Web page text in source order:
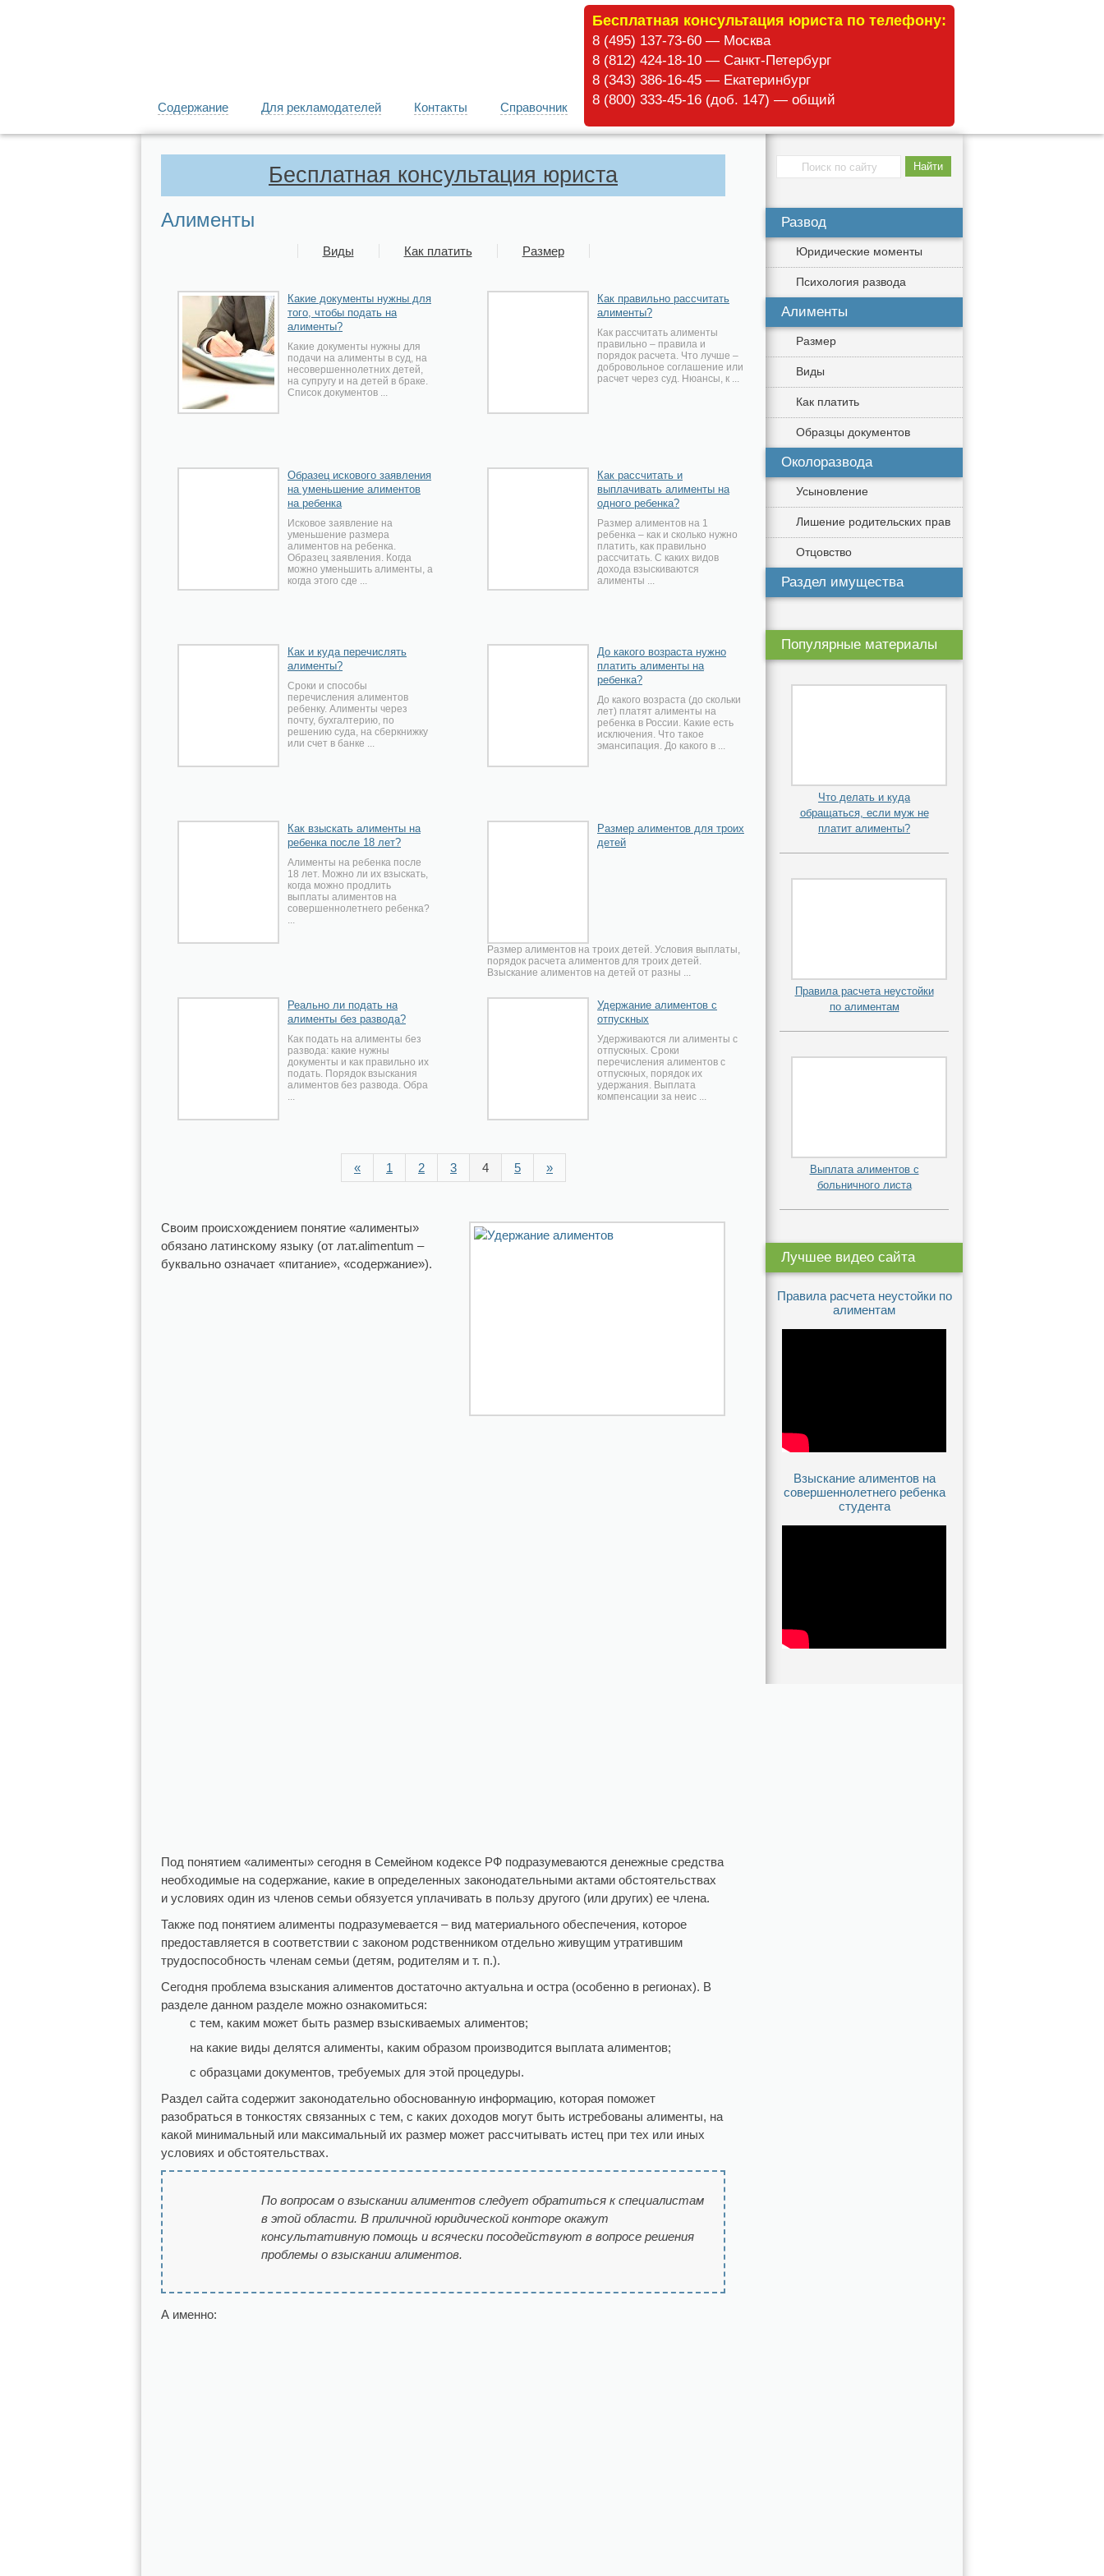
Бесплатная консультация юриста по телефону:
8 (495) 137-73-60 — Москва
8 (812) 424-18-10 — Санкт-Петербург
8 (343) 386-16-45 — Екатеринбург
8 (800) 333-45-16 (доб. 147) — общий
Содержание Для рекламодателей Контакты Справочник
Бесплатная консультация юриста
Алименты
Виды Как платить Размер
Какие документы нужны для
того, чтобы подать на
алименты?
Какие документы нужны для
подачи на алименты в суд, на
несовершеннолетних детей,
на супругу и на детей в браке.
Список документов ...
Как правильно рассчитать
алименты?
Как рассчитать алименты
правильно – правила и
порядок расчета. Что лучше –
добровольное соглашение или
расчет через суд. Нюансы, к ...
Образец искового заявления
на уменьшение алиментов
на ребенка
Исковое заявление на
уменьшение размера
алиментов на ребенка.
Образец заявления. Когда
можно уменьшить алименты, а
когда этого сде ...
Как рассчитать и
выплачивать алименты на
одного ребенка?
Размер алиментов на 1
ребенка – как и сколько нужно
платить, как правильно
рассчитать. С каких видов
дохода взыскиваются
алименты ...
Как и куда перечислять
алименты?
Сроки и способы
перечисления алиментов
ребенку. Алименты через
почту, бухгалтерию, по
решению суда, на сберкнижку
или счет в банке ...
До какого возраста нужно
платить алименты на
ребенка?
До какого возраста (до скольки
лет) платят алименты на
ребенка в России. Какие есть
исключения. Что такое
эмансипация. До какого в ...
Как взыскать алименты на
ребенка после 18 лет?
Алименты на ребенка после
18 лет. Можно ли их взыскать,
когда можно продлить
выплаты алиментов на
совершеннолетнего ребенка?
...
Размер алиментов для троих
детей
Размер алиментов на троих детей. Условия выплаты,
порядок расчета алиментов для троих детей.
Взыскание алиментов на детей от разны ...
Реально ли подать на
алименты без развода?
Как подать на алименты без
развода: какие нужны
документы и как правильно их
подать. Порядок взыскания
алиментов без развода. Обра
...
Удержание алиментов с
отпускных
Удерживаются ли алименты с
отпускных. Сроки
перечисления алиментов с
отпускных, порядок их
удержания. Выплата
компенсации за неис ...
« 1 2 3 4 5 »
Своим происхождением понятие «алименты»
обязано латинскому языку (от лат.alimentum –
буквально означает «питание», «содержание»).
Под понятием «алименты» сегодня в Семейном кодексе РФ подразумеваются денежные средства
необходимые на содержание, какие в определенных законодательными актами обстоятельствах
и условиях один из членов семьи обязуется уплачивать в пользу другого (или других) ее члена.
Также под понятием алименты подразумевается – вид материального обеспечения, которое
предоставляется в соответствии с законом родственником отдельно живущим утратившим
трудоспособность членам семьи (детям, родителям и т. п.).
Сегодня проблема взыскания алиментов достаточно актуальна и остра (особенно в регионах). В
разделе данном разделе можно ознакомиться:
с тем, каким может быть размер взыскиваемых алиментов;
на какие виды делятся алименты, каким образом производится выплата алиментов;
с образцами документов, требуемых для этой процедуры.
Раздел сайта содержит законодательно обоснованную информацию, которая поможет
разобраться в тонкостях связанных с тем, с каких доходов могут быть истребованы алименты, на
какой минимальный или максимальный их размер может рассчитывать истец при тех или иных
условиях и обстоятельствах.
По вопросам о взыскании алиментов следует обратиться к специалистам
в этой области. В приличной юридической конторе окажут
консультативную помощь и всячески посодействуют в вопросе решения
проблемы о взыскании алиментов.
А именно:
Развод
Юридические моменты
Психология развода
Алименты
Размер
Виды
Как платить
Образцы документов
Околоразвода
Усыновление
Лишение родительских прав
Отцовство
Раздел имущества
Популярные материалы
Что делать и куда
обращаться, если муж не
платит алименты?
Правила расчета неустойки
по алиментам
Выплата алиментов с
больничного листа
Лучшее видео сайта
Правила расчета неустойки по
алиментам
Взыскание алиментов на
совершеннолетнего ребенка
студента